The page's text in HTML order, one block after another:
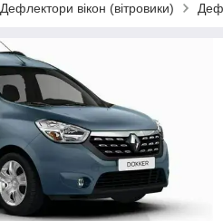
Дефлектори вікон (вітровики)